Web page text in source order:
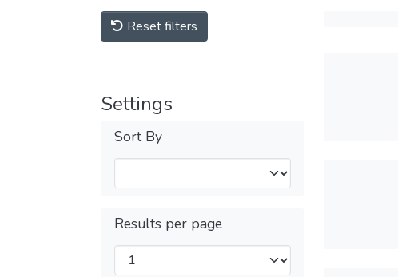
Reset filters
Settings
Sort By
Results per page